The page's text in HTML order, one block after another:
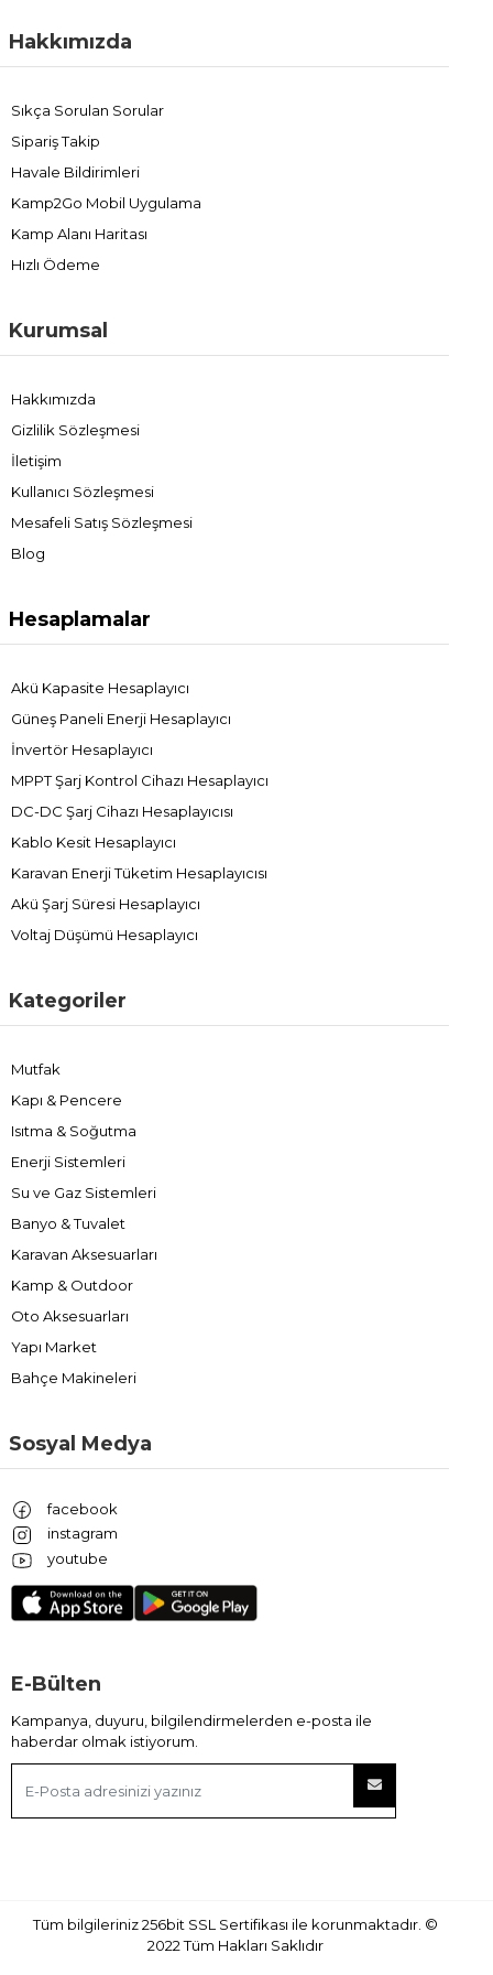
sağlar. İhtiyacınıza uygun
doğada daha planlı ve keyifli vakit geçirebilirsiniz.
Hakkımızda
Sıkça Sorulan Sorular
Sipariş Takip
Havale Bildirimleri
Kamp2Go Mobil Uygulama
Kamp Alanı Haritası
Hızlı Ödeme
Kurumsal
Hakkımızda
Gizlilik Sözleşmesi
İletişim
Kullanıcı Sözleşmesi
Mesafeli Satış Sözleşmesi
Blog
Hesaplamalar
Akü Kapasite Hesaplayıcı
Güneş Paneli Enerji Hesaplayıcı
İnvertör Hesaplayıcı
MPPT Şarj Kontrol Cihazı Hesaplayıcı
DC-DC Şarj Cihazı Hesaplayıcısı
Kablo Kesit Hesaplayıcı
Karavan Enerji Tüketim Hesaplayıcısı
Akü Şarj Süresi Hesaplayıcı
Voltaj Düşümü Hesaplayıcı
Kategoriler
Mutfak
Kapı & Pencere
Isıtma & Soğutma
Enerji Sistemleri
Su ve Gaz Sistemleri
Banyo & Tuvalet
Karavan Aksesuarları
Kamp & Outdoor
Oto Aksesuarları
Yapı Market
Bahçe Makineleri
Sosyal Medya
facebook
instagram
youtube
E-Bülten
Kampanya, duyuru, bilgilendirmelerden e-posta ile
haberdar olmak istiyorum.
Tüm bilgileriniz 256bit SSL Sertifikası ile korunmaktadır. ©
2022Tüm Hakları Saklıdır